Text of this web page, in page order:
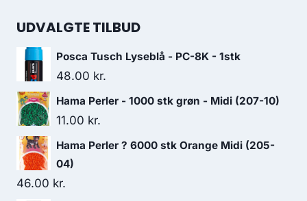
UDVALGTE TILBUD
Posca Tusch Lyseblå - PC-8K - 1stk
48.00 kr.
Hama Perler - 1000 stk grøn - Midi (207-10)
11.00 kr.
Hama Perler ? 6000 stk Orange Midi (205-
04)
46.00 kr.